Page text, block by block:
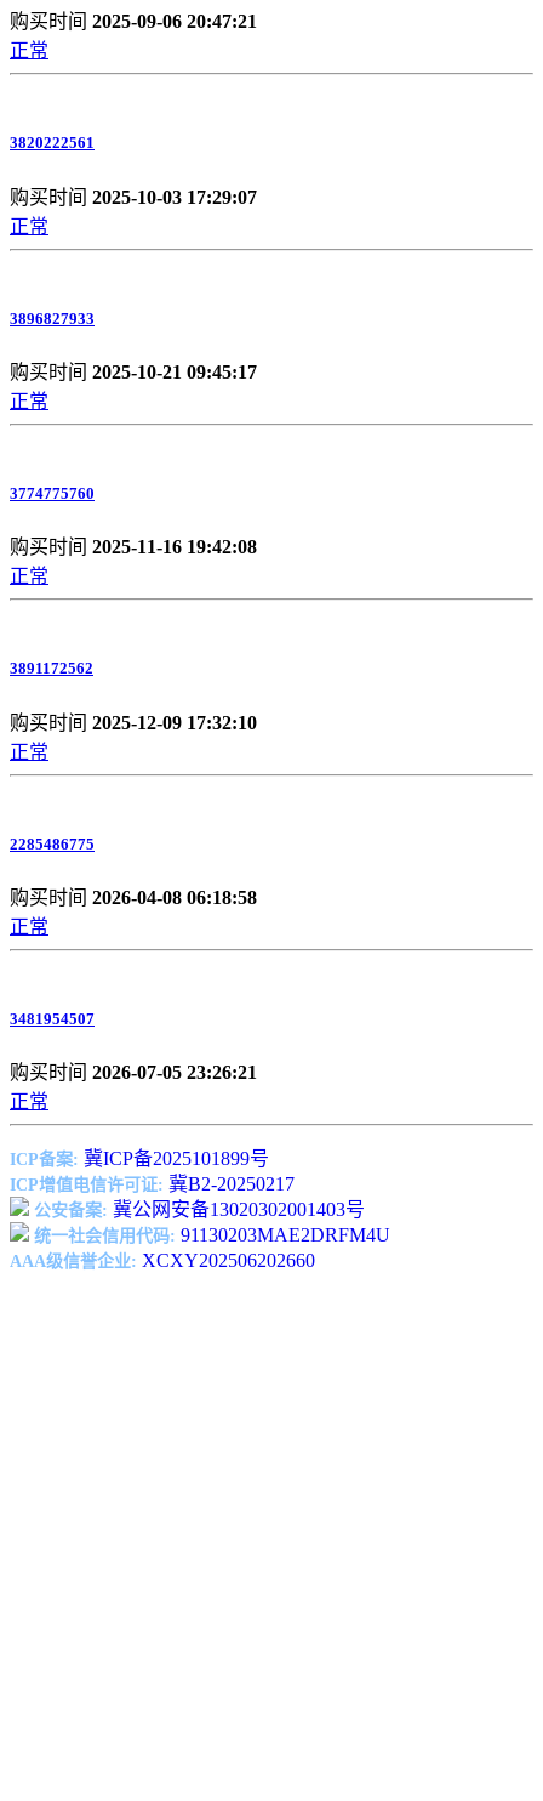
购买时间 2025-09-06 20:47:21
正常
3820222561
购买时间 2025-10-03 17:29:07
正常
3896827933
购买时间 2025-10-21 09:45:17
正常
3774775760
购买时间 2025-11-16 19:42:08
正常
3891172562
购买时间 2025-12-09 17:32:10
正常
2285486775
购买时间 2026-04-08 06:18:58
正常
3481954507
购买时间 2026-07-05 23:26:21
正常
ICP备案: 冀ICP备2025101899号
ICP增值电信许可证: 冀B2-20250217
公安备案: 冀公网安备13020302001403号
统一社会信用代码: 91130203MAE2DRFM4U
AAA级信誉企业: XCXY202506202660